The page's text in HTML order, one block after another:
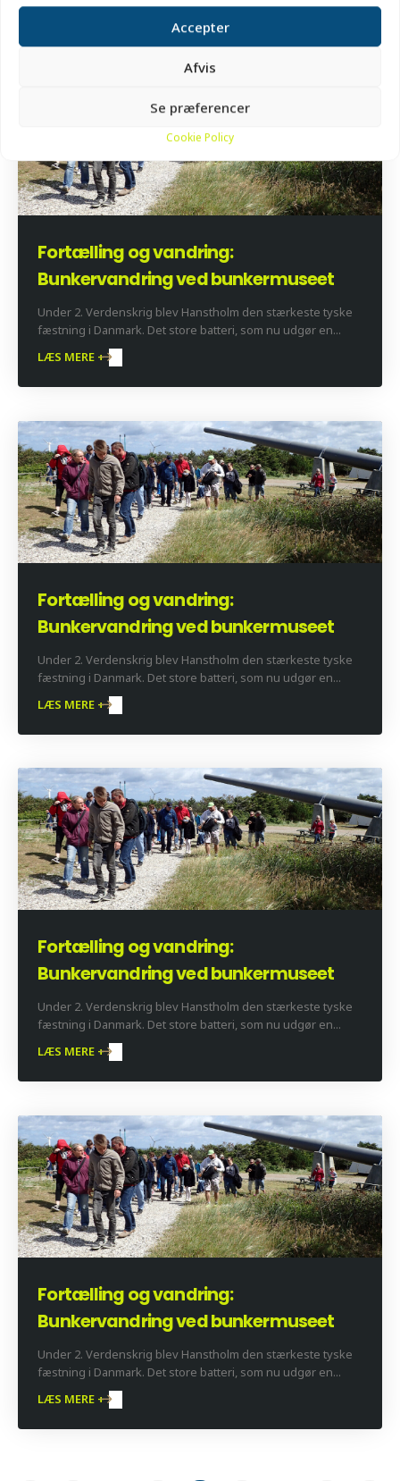
Accepter
Afvis
Se præferencer
Cookie Policy
LÆS MERE +
Fortælling og vandring:
Bunkervandring ved bunkermuseet
Under 2. Verdenskrig blev Hanstholm den stærkeste tyske
fæstning i Danmark. Det store batteri, som nu udgør en...
LÆS MERE +
Fortælling og vandring:
Bunkervandring ved bunkermuseet
Under 2. Verdenskrig blev Hanstholm den stærkeste tyske
fæstning i Danmark. Det store batteri, som nu udgør en...
LÆS MERE +
Fortælling og vandring:
Bunkervandring ved bunkermuseet
Under 2. Verdenskrig blev Hanstholm den stærkeste tyske
fæstning i Danmark. Det store batteri, som nu udgør en...
LÆS MERE +
Fortælling og vandring:
Bunkervandring ved bunkermuseet
Under 2. Verdenskrig blev Hanstholm den stærkeste tyske
fæstning i Danmark. Det store batteri, som nu udgør en...
LÆS MERE +